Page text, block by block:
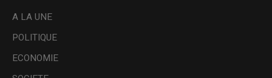
A LA UNE
POLITIQUE
ECONOMIE